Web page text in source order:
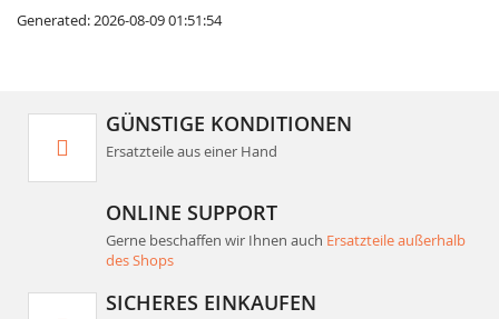
Generated: 2026-08-09 01:51:54
GÜNSTIGE KONDITIONEN
Ersatzteile aus einer Hand
ONLINE SUPPORT
Gerne beschaffen wir Ihnen auch Ersatzteile außerhalb
des Shops
SICHERES EINKAUFEN